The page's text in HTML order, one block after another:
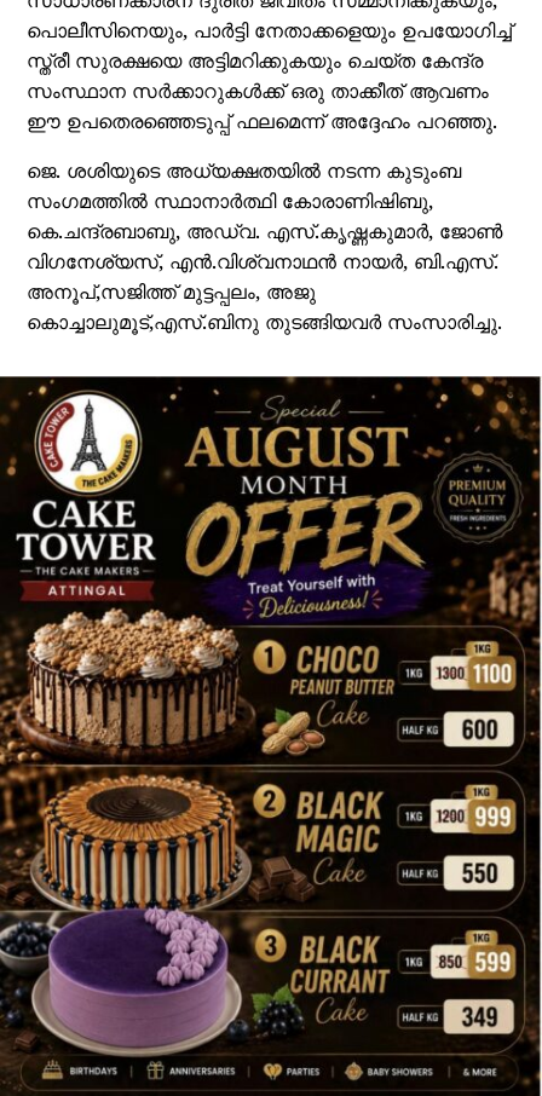
പൊലീസിനെയും, പാര്‍ട്ടി നേതാക്കളെയും ഉപയോഗിച്ച്
സ്ത്രീ സുരക്ഷയെ അട്ടിമറിക്കുകയും ചെയ്ത കേന്ദ്ര
സംസ്ഥാന സര്‍ക്കാറുകള്‍ക്ക് ഒരു താക്കീത് ആവണം
ഈ ഉപതെരഞ്ഞെടുപ്പ് ഫലമെന്ന് അദ്ദേഹം പറഞ്ഞു.
ജെ. ശശിയുടെ അധ്യക്ഷതയില്‍ നടന്ന കുടുംബ
സംഗമത്തില്‍ സ്ഥാനാര്‍ത്ഥി കോരാണിഷിബു,
കെ.ചന്ദ്രബാബു, അഡ്വ. എസ്.കൃഷ്ണകുമാര്‍, ജോൺ
വിഗനേശ്യസ്, എന്‍.വിശ്വനാഥന്‍ നായര്‍, ബി.എസ്.
അനൂപ്,സജിത്ത് മുട്ടപ്പലം, അജു
കൊച്ചാലുമൂട്,എസ്.ബിനു തുടങ്ങിയവര്‍ സംസാരിച്ചു.